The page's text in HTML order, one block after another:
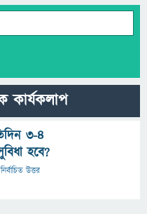
কার্যকলাপ
৩-৪
হবে?
নির্বাচিত উত্তর